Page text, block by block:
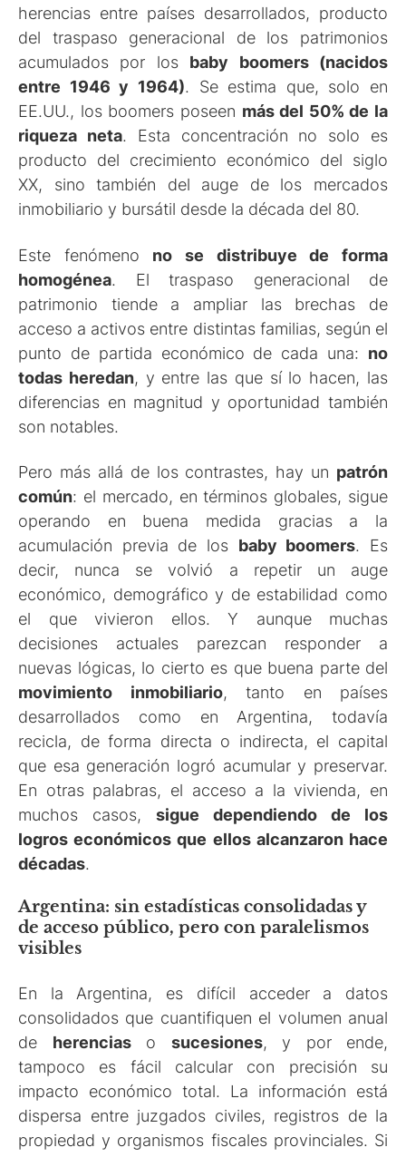
herencias entre países desarrollados, producto
del traspaso generacional de los patrimonios
acumulados por los baby boomers (nacidos
entre 1946 y 1964). Se estima que, solo en
EE.UU., los boomers poseen más del 50% de la
riqueza neta. Esta concentración no solo es
producto del crecimiento económico del siglo
XX, sino también del auge de los mercados
inmobiliario y bursátil desde la década del 80.
Este fenómeno no se distribuye de forma
homogénea. El traspaso generacional de
patrimonio tiende a ampliar las brechas de
acceso a activos entre distintas familias, según el
punto de partida económico de cada una: no
todas heredan, y entre las que sí lo hacen, las
diferencias en magnitud y oportunidad también
son notables.
Pero más allá de los contrastes, hay un patrón
común: el mercado, en términos globales, sigue
operando en buena medida gracias a la
acumulación previa de los baby boomers. Es
decir, nunca se volvió a repetir un auge
económico, demográfico y de estabilidad como
el que vivieron ellos. Y aunque muchas
decisiones actuales parezcan responder a
nuevas lógicas, lo cierto es que buena parte del
movimiento inmobiliario, tanto en países
desarrollados como en Argentina, todavía
recicla, de forma directa o indirecta, el capital
que esa generación logró acumular y preservar.
En otras palabras, el acceso a la vivienda, en
muchos casos, sigue dependiendo de los
logros económicos que ellos alcanzaron hace
décadas.
Argentina: sin estadísticas consolidadas y
de acceso público, pero con paralelismos
visibles
En la Argentina, es difícil acceder a datos
consolidados que cuantifiquen el volumen anual
de herenciaso sucesiones, y por ende,
tampoco es fácil calcular con precisión su
impacto económico total. La información está
dispersa entre juzgados civiles, registros de la
propiedad y organismos fiscales provinciales. Si